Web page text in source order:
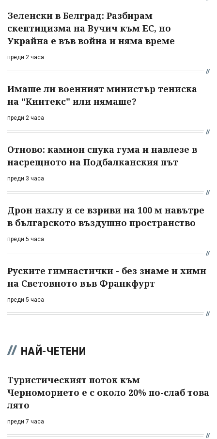
Зеленски в Белград: Разбирам
скептицизма на Вучич към ЕС, но
Украйна е във война и няма време
преди 2 часа
Имаше ли военният министър тениска
на "Кинтекс" или нямаше?
преди 2 часа
Отново: камион спука гума и навлезе в
насрещното на Подбалканския път
преди 3 часа
Дрон нахлу и се взриви на 100 м навътре
в българското въздушно пространство
преди 5 часа
Руските гимнастички - без знаме и химн
на Световното във Франкфурт
преди 5 часа
НАЙ-ЧЕТЕНИ
Туристическият поток към
Черноморието е с около 20% по-слаб това
лято
преди 7 часа